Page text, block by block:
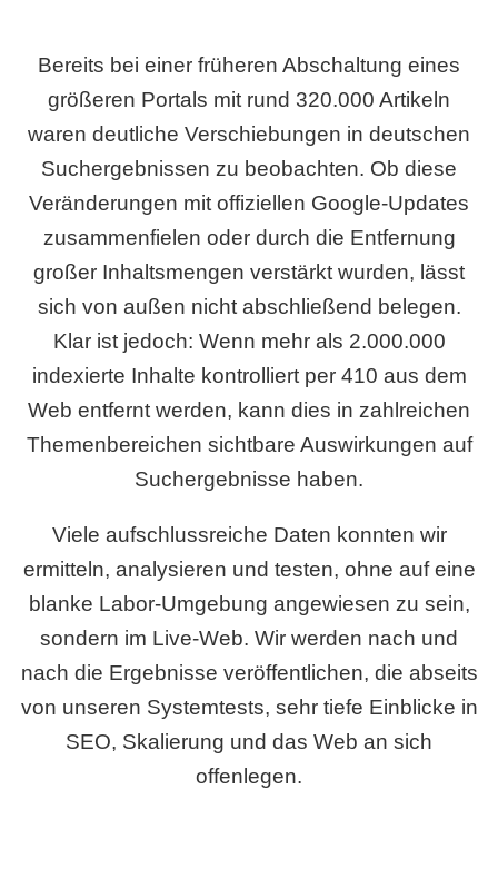
Bereits bei einer früheren Abschaltung eines
größeren Portals mit rund 320.000 Artikeln
waren deutliche Verschiebungen in deutschen
Suchergebnissen zu beobachten. Ob diese
Veränderungen mit offiziellen Google-Updates
zusammenfielen oder durch die Entfernung
großer Inhaltsmengen verstärkt wurden, lässt
sich von außen nicht abschließend belegen.
Klar ist jedoch: Wenn mehr als 2.000.000
indexierte Inhalte kontrolliert per 410 aus dem
Web entfernt werden, kann dies in zahlreichen
Themenbereichen sichtbare Auswirkungen auf
Suchergebnisse haben.
Viele aufschlussreiche Daten konnten wir
ermitteln, analysieren und testen, ohne auf eine
blanke Labor-Umgebung angewiesen zu sein,
sondern im Live-Web. Wir werden nach und
nach die Ergebnisse veröffentlichen, die abseits
von unseren Systemtests, sehr tiefe Einblicke in
SEO, Skalierung und das Web an sich
offenlegen.